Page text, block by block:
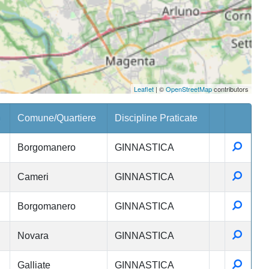
Leaflet| ©OpenStreetMapcontributors
Comune/Quartiere Discipline Praticate
Borgomanero GINNASTICA
Cameri GINNASTICA
Borgomanero GINNASTICA
Novara GINNASTICA
Galliate GINNASTICA